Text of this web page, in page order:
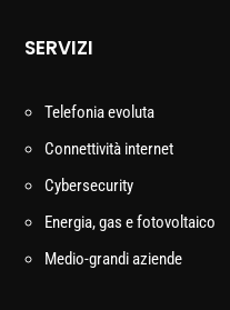
SERVIZI
Telefonia evoluta
Connettività internet
Cybersecurity
Energia, gas e fotovoltaico
Medio-grandi aziende